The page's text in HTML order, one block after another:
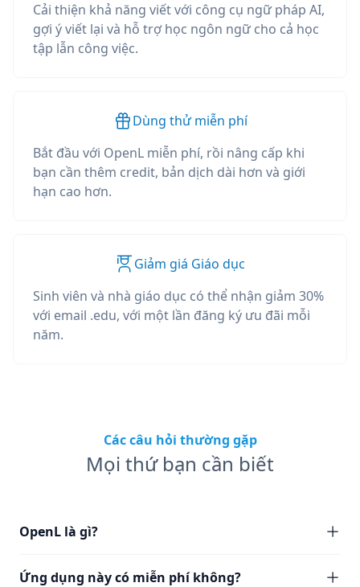
Cải thiện khả năng viết với công cụ ngữ pháp AI,
gợi ý viết lại và hỗ trợ học ngôn ngữ cho cả học
tập lẫn công việc.
Dùng thử miễn phí
Bắt đầu với OpenL miễn phí, rồi nâng cấp khi
bạn cần thêm credit, bản dịch dài hơn và giới
hạn cao hơn.
Giảm giá Giáo dục
Sinh viên và nhà giáo dục có thể nhận giảm 30%
với email .edu, với một lần đăng ký ưu đãi mỗi
năm.
Các câu hỏi thường gặp
Mọi thứ bạn cần biết
OpenL là gì?
Ứng dụng này có miễn phí không?